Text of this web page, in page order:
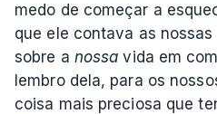
medo de começar a
que ele contava as
sobre a nossa vida em
lembro dela, para os
coisa mais preciosa que